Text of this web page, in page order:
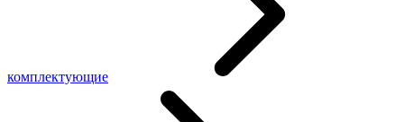
комплектующие